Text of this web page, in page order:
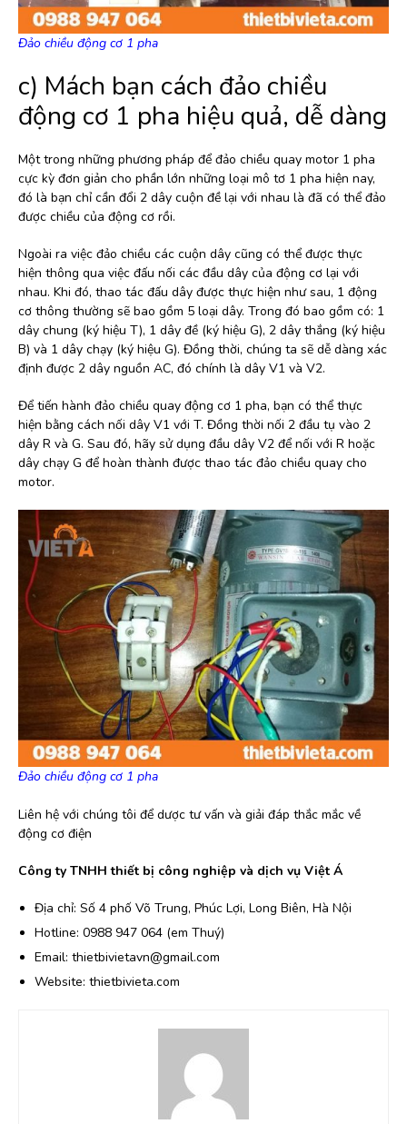
Đảo chiều động cơ 1 pha
c) Mách bạn cách đảo chiều
động cơ 1 pha hiệu quả, dễ dàng
Một trong những phương pháp để đảo chiều quay motor 1 pha
cực kỳ đơn giản cho phần lớn những loại mô tơ 1 pha hiện nay,
đó là bạn chỉ cần đổi 2 dây cuộn đề lại với nhau là đã có thể đảo
được chiều của động cơ rồi.
Ngoài ra việc đảo chiều các cuộn dây cũng có thể được thực
hiện thông qua việc đấu nối các đầu dây của động cơ lại với
nhau. Khi đó, thao tác đấu dây được thực hiện như sau, 1 động
cơ thông thường sẽ bao gồm 5 loại dây. Trong đó bao gồm có: 1
dây chung (ký hiệu T), 1 dây đề (ký hiệu G), 2 dây thắng (ký hiệu
B) và 1 dây chạy (ký hiệu G). Đồng thời, chúng ta sẽ dễ dàng xác
định được 2 dây nguồn AC, đó chính là dây V1 và V2.
Để tiến hành đảo chiều quay động cơ 1 pha, bạn có thể thực
hiện bằng cách nối dây V1 với T. Đồng thời nối 2 đầu tụ vào 2
dây R và G. Sau đó, hãy sử dụng đầu dây V2 để nối với R hoặc
dây chạy G để hoàn thành được thao tác đảo chiều quay cho
motor.
Đảo chiều động cơ 1 pha
Liên hệ với chúng tôi để dược tư vấn và giải đáp thắc mắc về
động cơ điện
Công ty TNHH thiết bị công nghiệp và dịch vụ Việt Á
Địa chỉ: Số 4 phố Võ Trung, Phúc Lợi, Long Biên, Hà Nội
Hotline: 0988 947 064 (em Thuý)
Email: thietbivietavn@gmail.com
Website: thietbivieta.com